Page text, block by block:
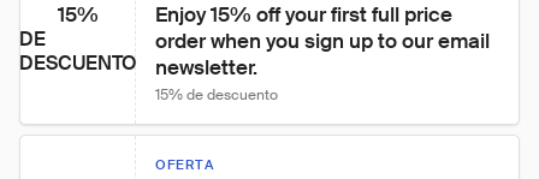
15%
DE
DESCUENTO
Enjoy 15% off your first full price
order when you sign up to our email
newsletter.
15% de descuento
OFERTA